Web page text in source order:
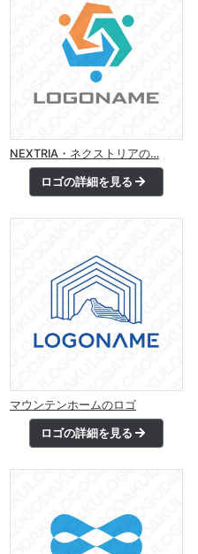
NEXTRIA・ネクストリアの…
ロゴの詳細を見る
マウンテンホームのロゴ
ロゴの詳細を見る